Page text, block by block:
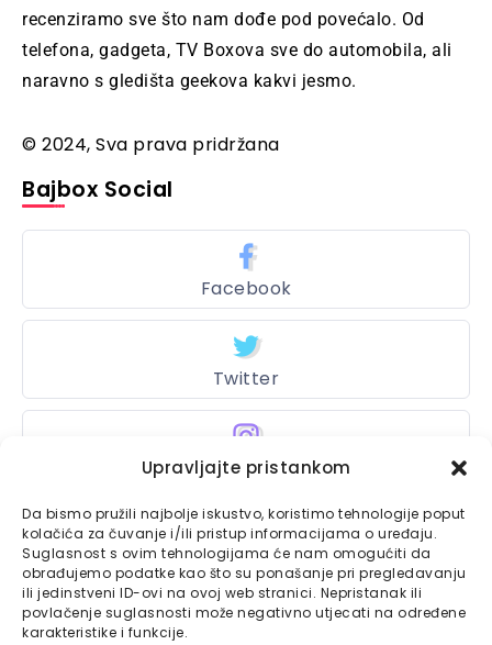
Upravljajte pristankom
Da bismo pružili najbolje iskustvo, koristimo tehnologije poput
kolačića za čuvanje i/ili pristup informacijama o uređaju.
Suglasnost s ovim tehnologijama će nam omogućiti da
obrađujemo podatke kao što su ponašanje pri pregledavanju
ili jedinstveni ID-ovi na ovoj web stranici. Nepristanak ili
povlačenje suglasnosti može negativno utjecati na određene
karakteristike i funkcije.
recenziramo sve što nam dođe pod povećalo. Od
telefona, gadgeta, TV Boxova sve do automobila, ali
naravno s gledišta geekova kakvi jesmo.
© 2024, Sva prava pridržana
Bajbox Social
Facebook
Twitter
Instagram
Bajtbox
Linkovi
Bajtbox koristi